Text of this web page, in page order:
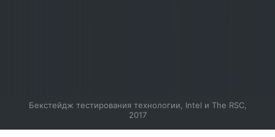
Бекстейдж тестирования технологии, Intel и The RSC,
2017